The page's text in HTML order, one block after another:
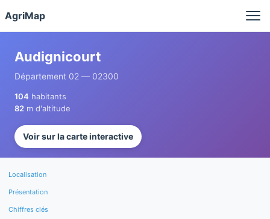
AgriMap
Audignicourt
Département 02 — 02300
104 habitants
82 m d'altitude
Voir sur la carte interactive
Localisation
Présentation
Chiffres clés